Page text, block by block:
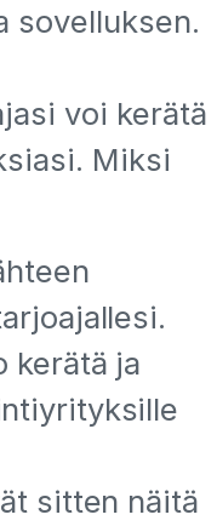
sovelluksen.
voi kerätä
Miksi
kerätä ja
sitten näitä